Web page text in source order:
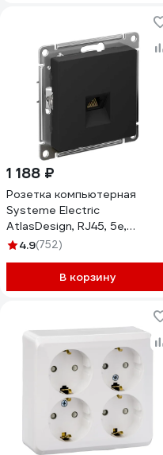
1 188 ₽
Розетка компьютерная
Systeme Electric
AtlasDesign, RJ45, 5e,
механизм, Карбон
4.9(752)
В корзину